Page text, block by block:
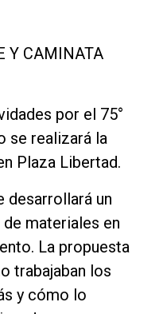
Y CAMINATA
por el 75°
se realizará la
Plaza Libertad.
desarrollará un
materiales en
La propuesta
trabajaban los
y cómo lo